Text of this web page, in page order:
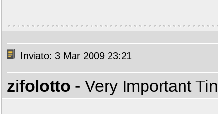
Inviato: 3 Mar 2009 23:21
zifolotto - Very Important